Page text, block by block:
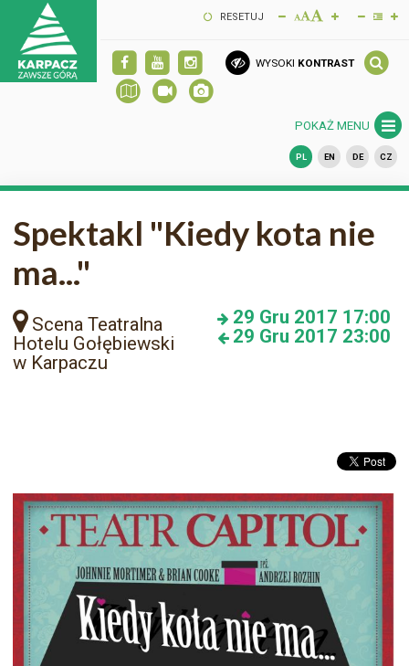
RESETUJ
WYSOKI KONTRAST
POKAŻ MENU
PL EN DE CZ
Spektakl "Kiedy kota nie
ma..."
Scena Teatralna
Hotelu Gołębiewski
w Karpaczu
29 Gru 2017 17:00
29 Gru 2017 23:00